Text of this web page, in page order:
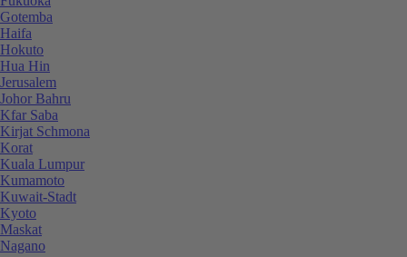
Gotemba
Haifa
Hokuto
Hua Hin
Jerusalem
Johor Bahru
Kfar Saba
Kirjat Schmona
Korat
Kuala Lumpur
Kumamoto
Kuwait-Stadt
Kyoto
Maskat
Nagano